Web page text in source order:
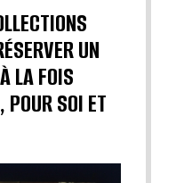
UN
LA FOIS
SOI ET